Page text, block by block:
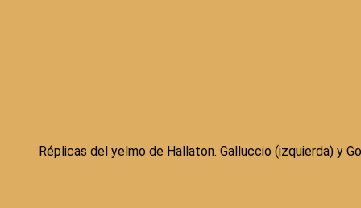
Réplicas del yelmo de Hallaton. Galluccio (izquierda) y